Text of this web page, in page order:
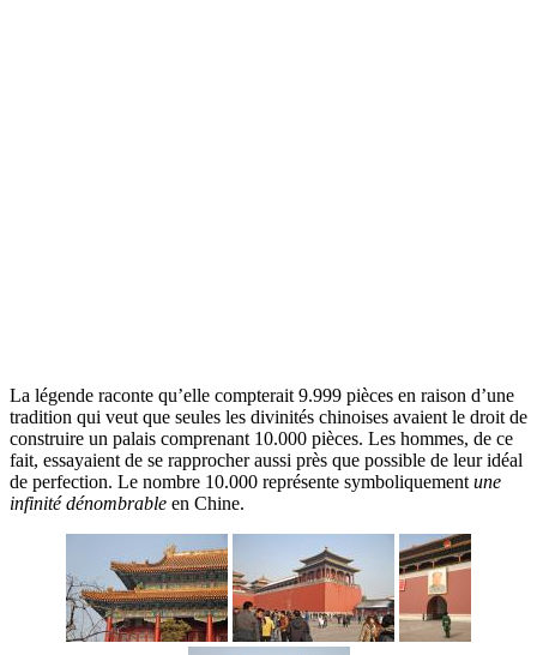
La légende raconte qu’elle compterait 9.999 pièces en raison d’une
tradition qui veut que seules les divinités chinoises avaient le droit de
construire un palais comprenant 10.000 pièces. Les hommes, de ce
fait, essayaient de se rapprocher aussi près que possible de leur idéal
de perfection. Le nombre 10.000 représente symboliquement une
infinité dénombrable en Chine.